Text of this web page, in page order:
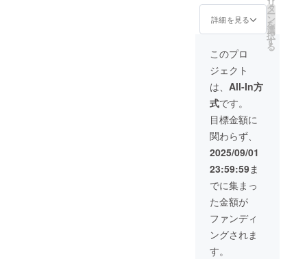
いただ
きま
定オリ
ジナル
ネーム
アク
キー 生
誕イラ
ストと
備考欄
に記載
された
お名前
がデザ
インさ
れたオ
リジナ
ルネー
ムアク
キーを
載させ
ていた
だきま
す。 備
考欄に
記載さ
れたお
名前を
掲載さ
せてい
ただき
ます。
③クラ
ウド
ファン
ディン
グ限定
ブロマ
イド 開
催後、
タレン
ト直筆
れたプ
レート
をお持
ち帰り
希望の
方はス
タッフ
までお
声がけ
くださ
い。 ②
のぼり
旗 当日
の装飾
に使用
する、
のぼり
旗を作
成いた
しま
す。 の
ぼり旗
された
お名前
（ニッ
クネー
ム可・6
文字以
内）を
印刷し
たプ
レート
を付け
させて
いただ
きま
す。当
日単独
スタン
ド花と
同じ花
材を使
用した
ブーケ
詳細を見る
タ
ー
ン
を
選
択
す
る
このプロ
ジェクト
は、 All-In方
式です。
目標金額に
関わらず、
2025/09/01
23:59:59ま
でに集まっ
た金額が
ファンディ
ングされま
す。